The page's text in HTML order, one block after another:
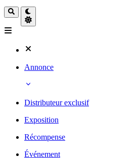
Annonce
Distributeur exclusif
Exposition
Récompense
Événement